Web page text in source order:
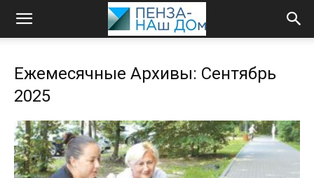
Ежемесячные Архивы: Сентябрь
2025